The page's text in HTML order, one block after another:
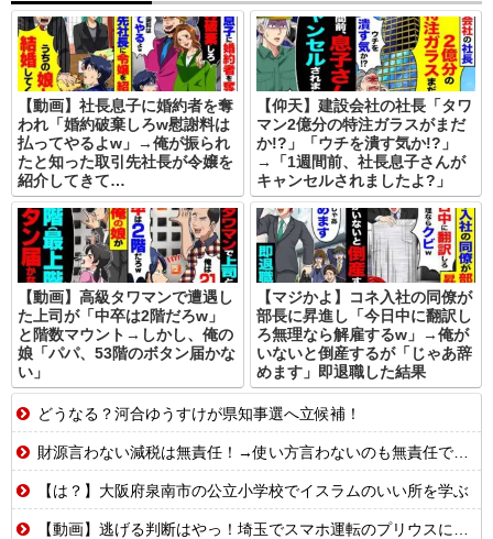
【動画】社長息子に婚約者を奪
われ「婚約破棄しろw慰謝料は
払ってやるよw」→俺が振られ
たと知った取引先社長が令嬢を
紹介してきて…
【仰天】建設会社の社長「タワ
マン2億分の特注ガラスがまだ
か!?」「ウチを潰す気か!?」
→「1週間前、社長息子さんが
キャンセルされましたよ?」
【動画】高級タワマンで遭遇し
た上司が「中卒は2階だろw」
と階数マウント→しかし、俺の
娘「パパ、53階のボタン届かな
い」
【マジかよ】コネ入社の同僚が
部長に昇進し「今日中に翻訳し
ろ無理なら解雇するw」→俺が
いないと倒産するが「じゃあ辞
めます」即退職した結果
どうなる？河合ゆうすけが県知事選へ立候補！
財源言わない減税は無責任！→使い方言わないのも無責任では？
【は？】大阪府泉南市の公立小学校でイスラムのいい所を学ぶ
【動画】逃げる判断はやっ！埼玉でスマホ運転のプリウスに当て逃げされる車載。